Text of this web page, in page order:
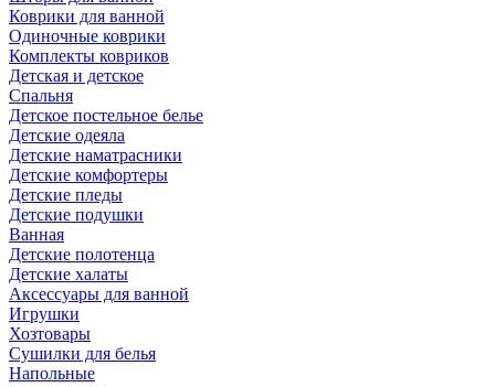
Коврики для ванной
Одиночные коврики
Комплекты ковриков
Детская и детское
Спальня
Детское постельное белье
Детские одеяла
Детские наматрасники
Детские комфортеры
Детские пледы
Детские подушки
Ванная
Детские полотенца
Детские халаты
Аксессуары для ванной
Игрушки
Хозтовары
Сушилки для белья
Напольные